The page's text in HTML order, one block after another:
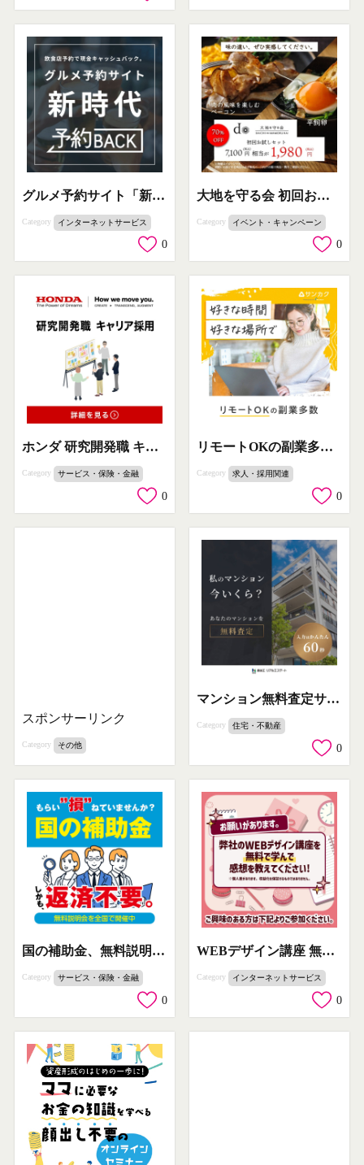
グルメ予約サイト「新時代」予約BACK
Category インターネットサービス
0
大地を守る会 初回お試しセット 70%OFF
Category イベント・キャンペーン
0
ホンダ 研究開発職 キャリア採用
Category サービス・保険・金融
0
リモートOKの副業多数（サンカク提供）
Category 求人・採用関連
0
スポンサーリンク
Category その他
マンション無料査定サービスバナーに掲載されているのは、マンションの無料査定サービスの提案です。ユーザーが自分のマンションの現在の価値を簡単に査定できることを伝えています。
Category 住宅・不動産
0
国の補助金、無料説明会バナーに掲載されている商品・サービス名やイベント名を反映した表記です。目的としては「国からの補助金を受けるための無料説明会」を開催している内容です。
Category サービス・保険・金融
0
WEBデザイン講座 無料で学んで感想を教えてください
Category インターネットサービス
0